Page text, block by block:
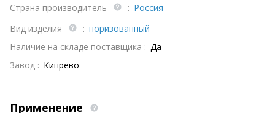
Страна производитель
: Россия
Вид изделия
: поризованный
Наличие на складе поставщика : Да
Завод : Кипрево
Применение